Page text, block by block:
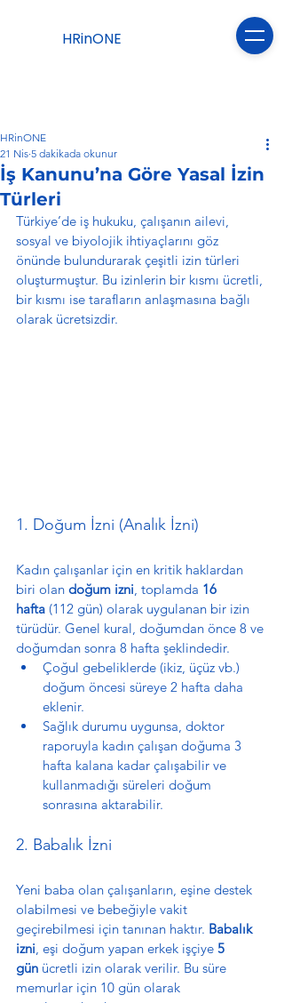
HRinONE
İş Kanunu’na Göre Yasal İzin
Türleri
HRinONE
21 Nis 5 dakikada okunur
Türkiye’de iş hukuku, çalışanın ailevi,
sosyal ve biyolojik ihtiyaçlarını göz
önünde bulundurarak çeşitli izin türleri
oluşturmuştur. Bu izinlerin bir kısmı ücretli,
bir kısmı ise tarafların anlaşmasına bağlı
olarak ücretsizdir.
1. Doğum İzni (Analık İzni)
Kadın çalışanlar için en kritik haklardan
biri olan doğum izni , toplamda 16
hafta (112 gün) olarak uygulanan bir izin
türüdür. Genel kural, doğumdan önce 8 ve
doğumdan sonra 8 hafta şeklindedir.
Çoğul gebeliklerde (ikiz, üçüz vb.)
doğum öncesi süreye 2 hafta daha
eklenir.
Sağlık durumu uygunsa, doktor
raporuyla kadın çalışan doğuma 3
hafta kalana kadar çalışabilir ve
kullanmadığı süreleri doğum
sonrasına aktarabilir.
2. Babalık İzni
Yeni baba olan çalışanların, eşine destek
olabilmesi ve bebeğiyle vakit
geçirebilmesi için tanınan haktır. Babalık
izni , eşi doğum yapan erkek işçiye 5
gün ücretli izin olarak verilir. Bu süre
memurlar için 10 gün olarak